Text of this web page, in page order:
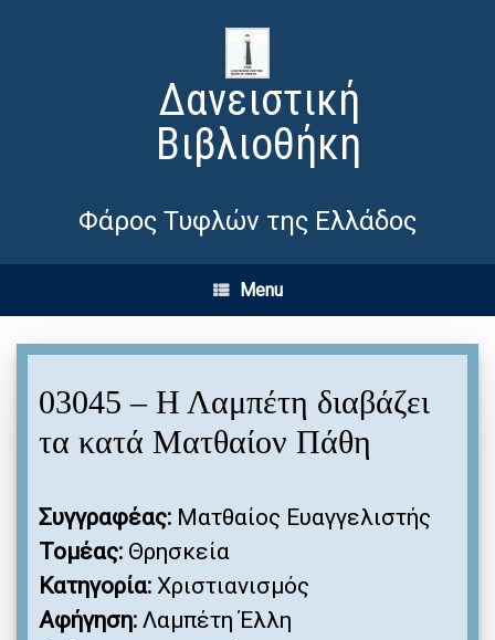
Δανειστική
Βιβλιοθήκη
Φάρος Τυφλών της Ελλάδος
Menu
03045 – Η Λαμπέτη διαβάζει
τα κατά Ματθαίον Πάθη
Συγγραφέας: Ματθαίος Ευαγγελιστής
Τομέας: Θρησκεία
Κατηγορία: Χριστιανισμός
Αφήγηση: Λαμπέτη Έλλη